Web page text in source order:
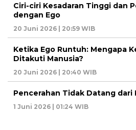
Ciri-ciri Kesadaran Tinggi dan
dengan Ego
20 Juni 2026 | 20:59 WIB
Ketika Ego Runtuh: Mengapa
Ditakuti Manusia?
20 Juni 2026 | 20:40 WIB
Pencerahan Tidak Datang dari
1 Juni 2026 | 01:24 WIB